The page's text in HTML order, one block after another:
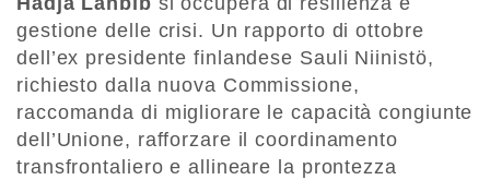
gestione delle crisi. Un rapporto di ottobre
dell’ex presidente finlandese Sauli Niinistö,
richiesto dalla nuova Commissione,
raccomanda di migliorare le capacità congiunte
dell’Unione, rafforzare il coordinamento
transfrontaliero e allineare la prontezza